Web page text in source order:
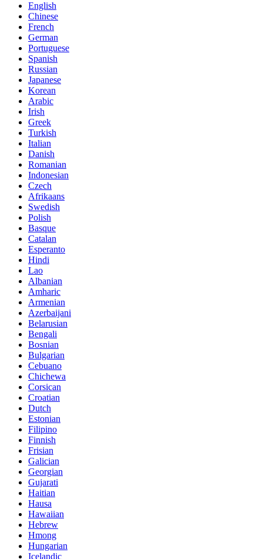
English
Chinese
French
German
Portuguese
Spanish
Russian
Japanese
Korean
Arabic
Irish
Greek
Turkish
Italian
Danish
Romanian
Indonesian
Czech
Afrikaans
Swedish
Polish
Basque
Catalan
Esperanto
Hindi
Lao
Albanian
Amharic
Armenian
Azerbaijani
Belarusian
Bengali
Bosnian
Bulgarian
Cebuano
Chichewa
Corsican
Croatian
Dutch
Estonian
Filipino
Finnish
Frisian
Galician
Georgian
Gujarati
Haitian
Hausa
Hawaiian
Hebrew
Hmong
Hungarian
Icelandic